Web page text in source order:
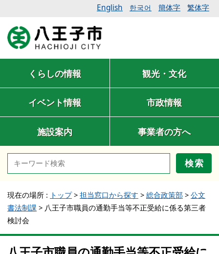
English 한국어 簡体字 繁体字
くらしの情報 観光・文化
イベント情報 市政情報
施設案内 事業者の方へ
検索
現在の場所 : トップ> 担当窓口から探す > 総合政策部 > 公文
書法制課 > 八王子市職員の通勤手当等不正受給に係る第三者
検討会